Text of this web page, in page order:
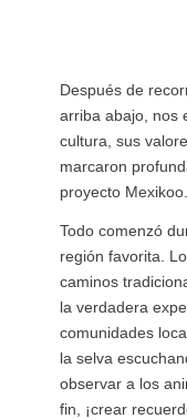
Después de
arriba abajo, nos
cultura, sus
marcaron
proyecto Mexikoo.
Todo comenzó
región favorita.
caminos
la verdadera
comunidades
la selva
observar a los
fin, ¡crear